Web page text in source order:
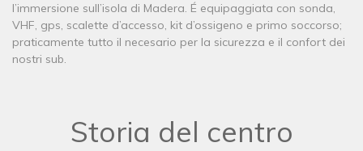
l’immersione sull’isola di Madera. É equipaggiata con sonda,
VHF, gps, scalette d’accesso, kit d’ossigeno e primo soccorso;
praticamente tutto il necesario per la sicurezza e il confort dei
nostri sub.
Storia del centro